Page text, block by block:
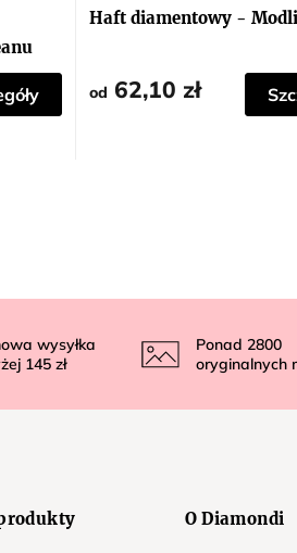
Haft diamentowy -
od 62,10 zł
wysyłka
145 zł
Ponad 2800
oryginalnych
O Diamondi